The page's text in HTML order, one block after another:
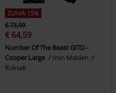
ZĽAVA 15%
€ 75,99
€ 64,59
Number Of The Beast GITD -
Cooper Large
Iron Maiden
Ruksak